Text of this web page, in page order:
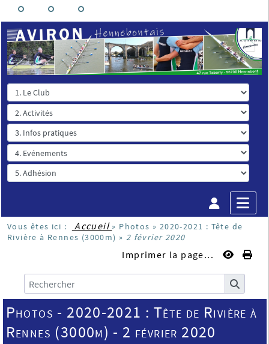
Vous êtes ici : Accueil » Photos » 2020-2021 : Tête de
Rivière à Rennes (3000m) » 2 février 2020
Imprimer la page...
Photos - 2020-2021 : Tête de Rivière à
Rennes (3000m) - 2 février 2020